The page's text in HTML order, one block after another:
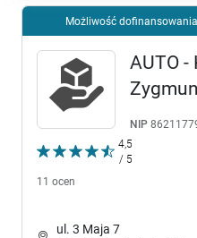
Możliwość dofinansowania
4,5
/ 5
11 ocen
AUTO -
NIP
ul. 3 Maja 7